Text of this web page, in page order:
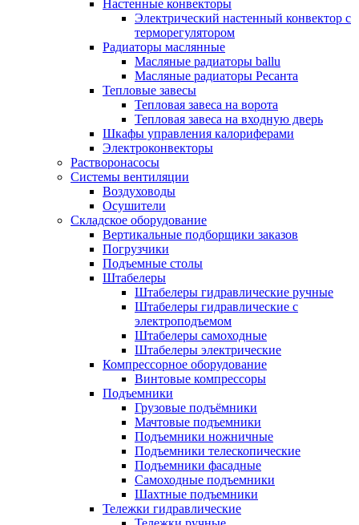
Настенные конвекторы
Электрический настенный конвектор с
терморегулятором
Радиаторы маслянные
Масляные радиаторы ballu
Масляные радиаторы Ресанта
Тепловые завесы
Тепловая завеса на ворота
Тепловая завеса на входную дверь
Шкафы управления калориферами
Электроконвекторы
Растворонасосы
Системы вентиляции
Воздуховоды
Осушители
Складское оборудование
Вертикальные подборщики заказов
Погрузчики
Подъемные столы
Штабелеры
Штабелеры гидравлические ручные
Штабелеры гидравлические с
электроподъемом
Штабелеры самоходные
Штабелеры электрические
Компрессорное оборудование
Винтовые компрессоры
Подъемники
Грузовые подъёмники
Мачтовые подъемники
Подъемники ножничные
Подъемники телескопические
Подъемники фасадные
Самоходные подъемники
Шахтные подъемники
Тележки гидравлические